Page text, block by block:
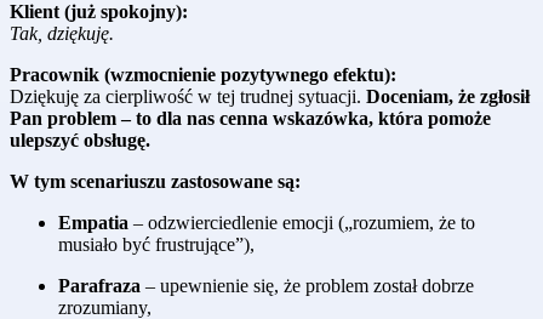
Klient (już spokojny):
Tak, dziękuję.
Pracownik (wzmocnienie pozytywnego efektu):
Dziękuję za cierpliwość w tej trudnej sytuacji. Doceniam, że zgłosił
Pan problem – to dla nas cenna wskazówka, która pomoże
ulepszyć obsługę.
W tym scenariuszu zastosowane są:
Empatia – odzwierciedlenie emocji („rozumiem, że to
musiało być frustrujące”),
Parafraza – upewnienie się, że problem został dobrze
zrozumiany,